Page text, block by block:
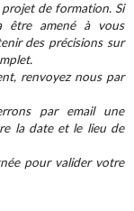
de formation. Si
être amené à vous
des précisions sur
renvoyez nous par
par email une
la date et le lieu de
pour valider votre